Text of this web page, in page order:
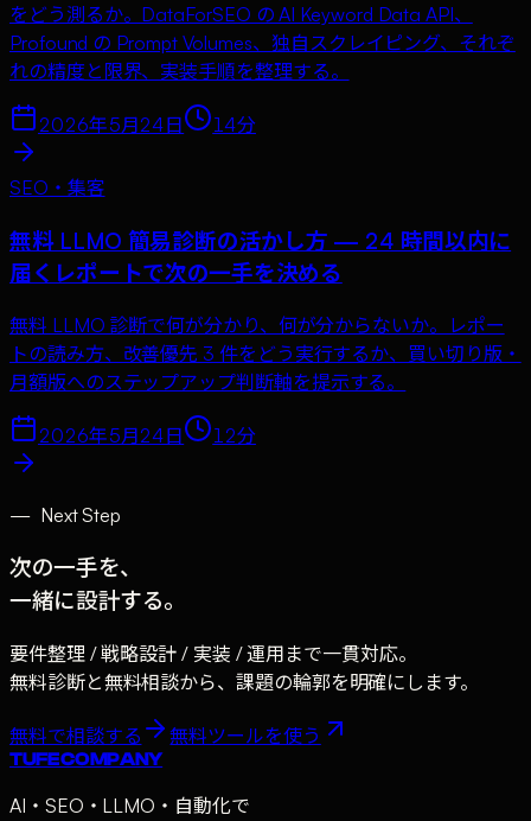
をどう測るか。DataForSEO の AI Keyword Data API、
Profound の Prompt Volumes、独自スクレイピング、それぞ
れの精度と限界、実装手順を整理する。
2026年5月24日 14分
SEO・集客
無料 LLMO 簡易診断の活かし方 — 24 時間以内に
届くレポートで次の一手を決める
無料 LLMO 診断で何が分かり、何が分からないか。レポー
トの読み方、改善優先 3 件をどう実行するか、買い切り版・
月額版へのステップアップ判断軸を提示する。
2026年5月24日 12分
—Next Step
次の一手を、
一緒に設計する。
要件整理 / 戦略設計 / 実装 / 運用まで一貫対応。
無料診断と無料相談から、課題の輪郭を明確にします。
無料で相談する 無料ツールを使う
TUFE COMPANY
AI・SEO・LLMO・自動化で